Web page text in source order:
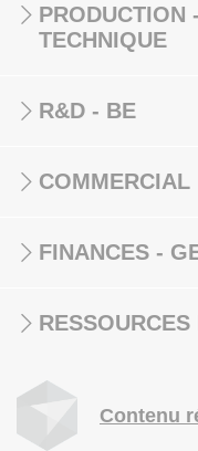
PRODUCTION
TECHNIQUE
R&D - BE
COMMERCIAL
FINANCES -
Contenu